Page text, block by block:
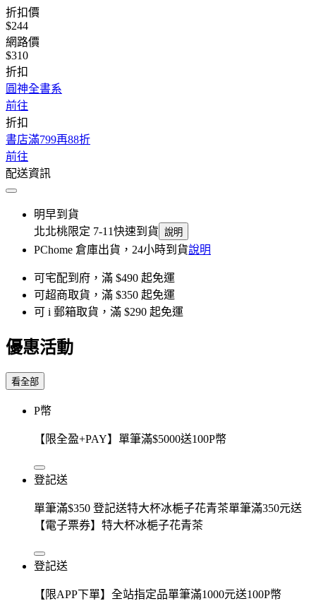
折扣價
$244
網路價
$310
折扣
圓神全書系
前往
折扣
書店滿799再88折
前往
配送資訊
明早到貨
北北桃限定 7-11快速到貨 說明
PChome 倉庫出貨，24小時到貨說明
可宅配到府，滿 $490 起免運
可超商取貨，滿 $350 起免運
可 i 郵箱取貨，滿 $290 起免運
優惠活動
看全部
P幣
【限全盈+PAY】單筆滿$5000送100P幣
登記送
單筆滿$350 登記送特大杯冰梔子花青茶單筆滿350元送
【電子票券】特大杯冰梔子花青茶
登記送
【限APP下單】全站指定品單筆滿1000元送100P幣